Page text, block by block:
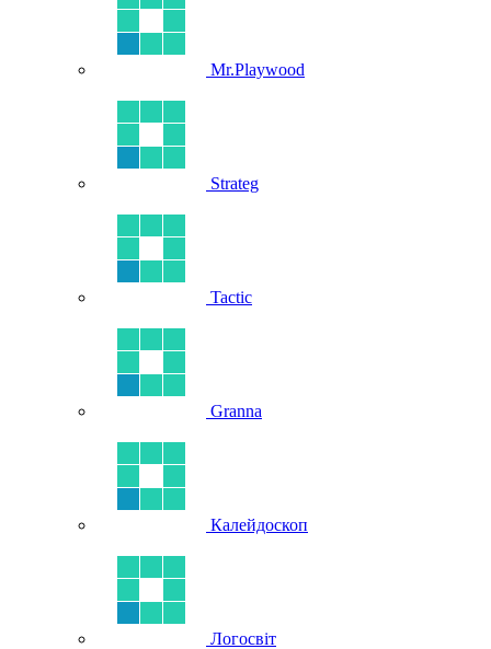
Mr.Playwood
Strateg
Tactic
Granna
Калейдоскоп
Логосвіт